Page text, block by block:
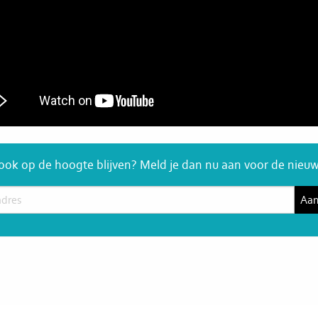
op de hoogte blijven? Meld je dan nu aan voor de